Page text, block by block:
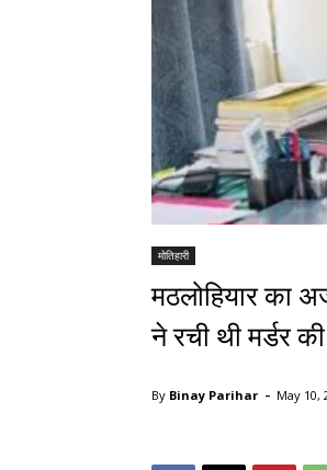
मोतिहारी
मठलोहियार का
ने रची थी मर्डर
By Binay Parihar - May 10,